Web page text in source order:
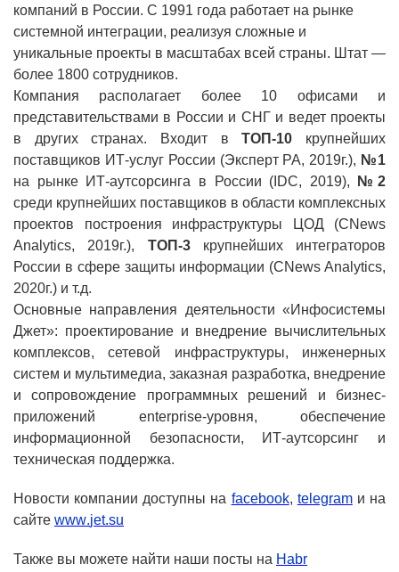
компаний в России. С 1991 года работает на рынке
системной интеграции, реализуя сложные и
уникальные проекты в масштабах всей страны. Штат —
более 1800 сотрудников.
Компания располагает более 10 офисами и
представительствами в России и СНГ и ведет проекты
в других странах. Входит вТОП-10 крупнейших
поставщиков ИТ-услуг России (Эксперт РА, 2019г.), №1
на рынке ИТ-аутсорсинга в России ( IDC, 2019),
№2
среди крупнейших поставщиков в области комплексных
проектов построения инфраструктуры ЦОД (CNews
Analytics, 2019г.), ТОП-3крупнейших интеграторов
России в сфере защиты информации (CNews Analytics,
2020г.) и т.д.
Основные направления деятельности «Инфосистемы
Джет»: проектирование и внедрение вычислительных
комплексов, сетевой инфраструктуры, инженерных
систем и мультимедиа, заказная разработка, внедрение
и сопровождение программных решений и бизнес-
приложений enterprise-уровня, обеспечение
информационной безопасности, ИТ-аутсорсинг и
техническая поддержка.
Новости компании доступны на facebook, telegramи на
сайте www.jet.su
Также вы можете найти наши посты на Habr